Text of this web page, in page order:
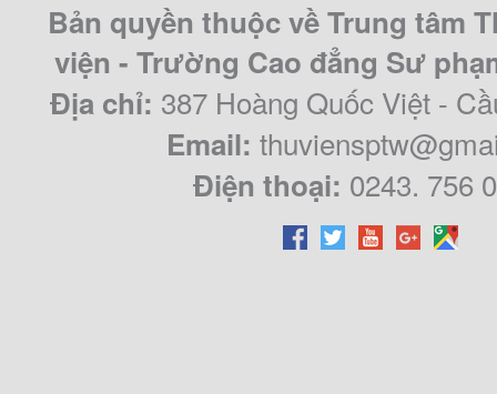
CAO ĐẲNG SƯ PHẠM TRUNG
QUY KHÓA 2021 – 2024
Bản quyền thuộc về Trung tâm
viện - Trường Cao đẳng Sư
Địa chỉ: 387 Hoàng Quốc Việt -
Email:
Điện thoại: 0243. 756